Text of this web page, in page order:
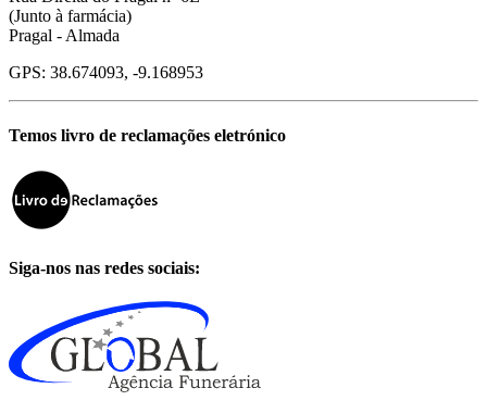
(Junto à farmácia)
Pragal - Almada
GPS: 38.674093, -9.168953
Temos livro de reclamações eletrónico
Siga-nos nas redes sociais: